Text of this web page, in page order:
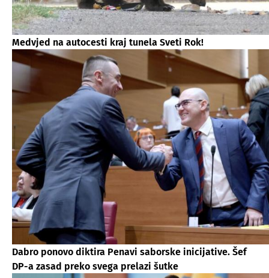
Medvjed na autocesti kraj tunela Sveti Rok!
Dabro ponovo diktira Penavi saborske inicijative. Šef
DP-a zasad preko svega prelazi šutke